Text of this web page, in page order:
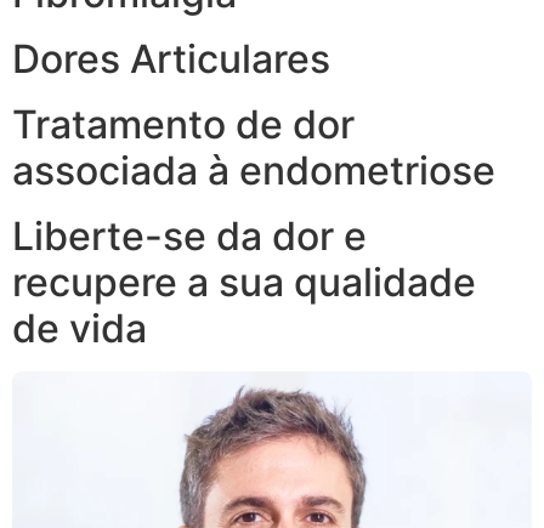
Dores Articulares
Tratamento de dor
associada à endometriose
Liberte-se da dor e
recupere a sua qualidade
de vida